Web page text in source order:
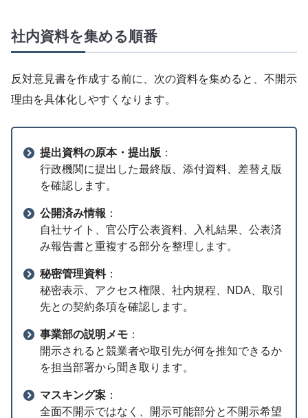
社内資料を集める順番
反対意見書を作成する前に、次の資料を集めると、不開示
理由を具体化しやすくなります。
提出資料の原本・提出版 ：
行政機関に提出した最終版、添付資料、差替え版
を確認します。
公開済み情報 ：
自社サイト、官公庁公表資料、入札結果、公表済
み報告書と重複する部分を整理します。
秘密管理資料：
秘密表示、アクセス権限、社内規程、NDA、取引
先との契約条項を確認します。
事業部の説明メモ ：
開示されると競業者や取引先が何を推知できるか
を担当部署から聞き取ります。
マスキング案 ：
全面不開示ではなく、開示可能部分と不開示希望